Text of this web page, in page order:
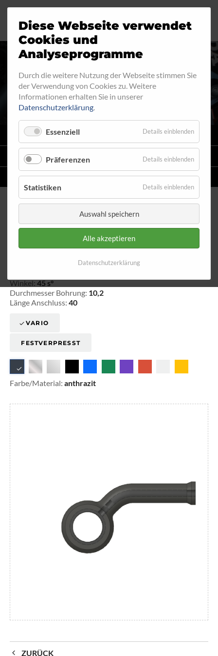
RINGFITTING 040
VARIO
STAHLFLEX -LEITUNGSKITS FÜR MOTORRÄDER
EINZELLEITUNGENNACH MASS
Ringfitting 040 Ø 10,2
Winkel: 45 s°
Durchmesser Bohrung: 10,2
Länge Anschluss: 40
VARIO
FESTVERPRESST
Farbe/Material: anthrazit
ZURÜCK
Diese Webseite verwendet
Cookies und
Analyseprogramme
Durch die weitere Nutzung der Webseite stimmen Sie
der Verwendung von Cookies zu. Weitere
Informationen erhalten Sie in unserer
Datenschutzerklärung.
Essenziell Details einblenden
Präferenzen Details einblenden
Statistiken Details einblenden
Auswahl speichern
Alle akzeptieren
Datenschutzerklärung
Motorrad
Industrie
Automobil
Fahrrad
Ringfitting
Aussengewinde
Innengewinde
Hohlschrauben
Verteiler
Katalog
Jobs